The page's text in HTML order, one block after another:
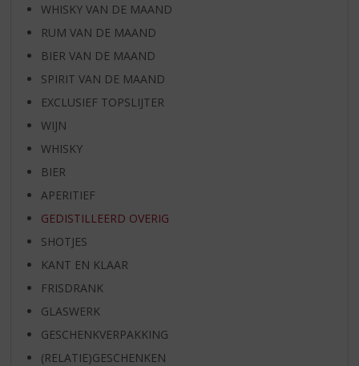
WHISKY VAN DE MAAND
RUM VAN DE MAAND
BIER VAN DE MAAND
SPIRIT VAN DE MAAND
EXCLUSIEF TOPSLIJTER
WIJN
WHISKY
BIER
APERITIEF
GEDISTILLEERD OVERIG
SHOTJES
KANT EN KLAAR
FRISDRANK
GLASWERK
GESCHENKVERPAKKING
(RELATIE)GESCHENKEN